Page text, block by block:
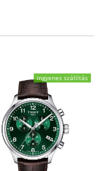
ingyenes szállítás